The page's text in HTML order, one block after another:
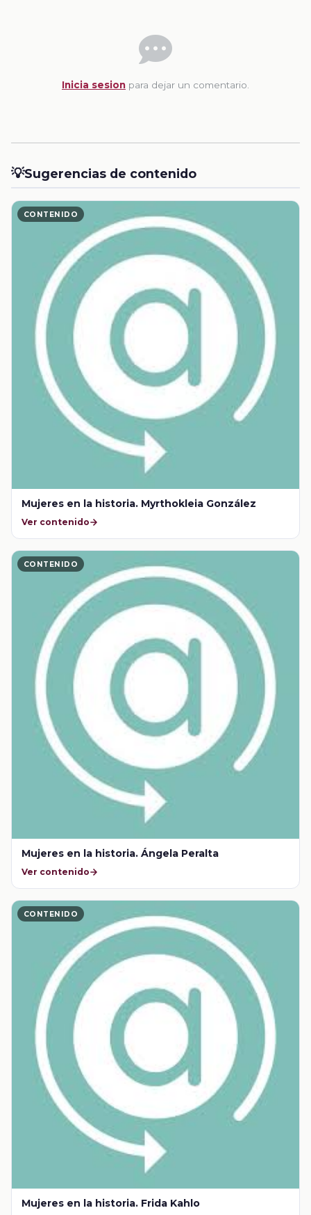
Inicia sesion para dejar un comentario.
💡Sugerencias de contenido
CONTENIDO
Mujeres en la historia. Myrthokleia González
Ver contenido
CONTENIDO
Mujeres en la historia. Ángela Peralta
Ver contenido
CONTENIDO
Mujeres en la historia. Frida Kahlo